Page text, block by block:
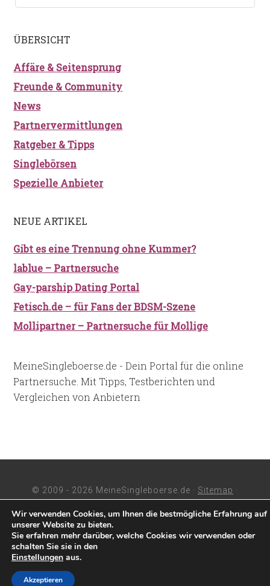
ÜBERSICHT
Affäre & Seitensprung
Freunde & Community
News
Partnervermittlungen
Ratgeber & Tipps
Singlebörsen
Spezielle Anbieter
NEUE ARTIKEL
Gibt es eine Trennung ohne Kummer?
lablue – Partnersuche
Gay-parship Dating Portal
Fetisch.de – für Fans der BDSM-Szene
Mollipartner – Partnersuche für Mollige
MeineSingleboerse.de - Dein Portal für die online
Partnersuche. Mit Tipps, Testberichten und
Vergleichen von Anbietern
© 2009 - 2026 MeineSingleboerse.de · Sitemap ·
Wir verwenden Cookies, um Ihnen die bestmögliche Erfahrung auf
unserer Website zu bieten.
Sie erfahren mehr darüber, welche Cookies wir verwenden oder
schalten Sie sie in den
Einstellungen aus.
Akzeptieren